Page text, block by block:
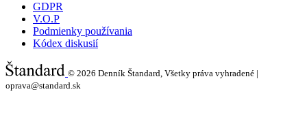
GDPR
V.O.P
Podmienky používania
Kódex diskusií
© 2026 Denník Štandard, Všetky práva vyhradené |
oprava@standard.sk